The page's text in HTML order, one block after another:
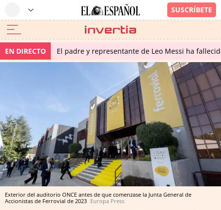
EN DIRECTO El padre y representante de Leo Messi ha
Exterior del auditorio ONCE antes de que comenzase la Junta General de
Accionistas de Ferrovial de 2023 Europa Press